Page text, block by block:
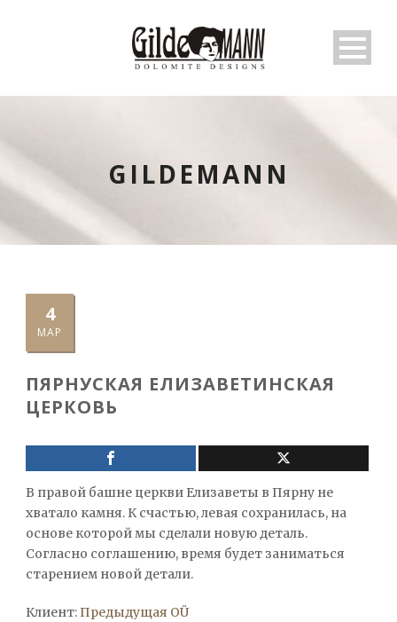
GILDEMANN
4
МАР
ПЯРНУСКАЯ ЕЛИЗАВЕТИНСКАЯ
ЦЕРКОВЬ
В правой башне церкви Елизаветы в Пярну не
хватало камня. К счастью, левая сохранилась, на
основе которой мы сделали новую деталь.
Согласно соглашению, время будет заниматься
старением новой детали.
Клиент:Предыдущая OÜ